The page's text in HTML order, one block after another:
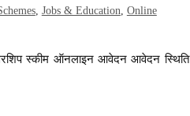
, Jobs & Education, Online
स्कीम ऑनलाइन आवेदन आवेदन स्थिति